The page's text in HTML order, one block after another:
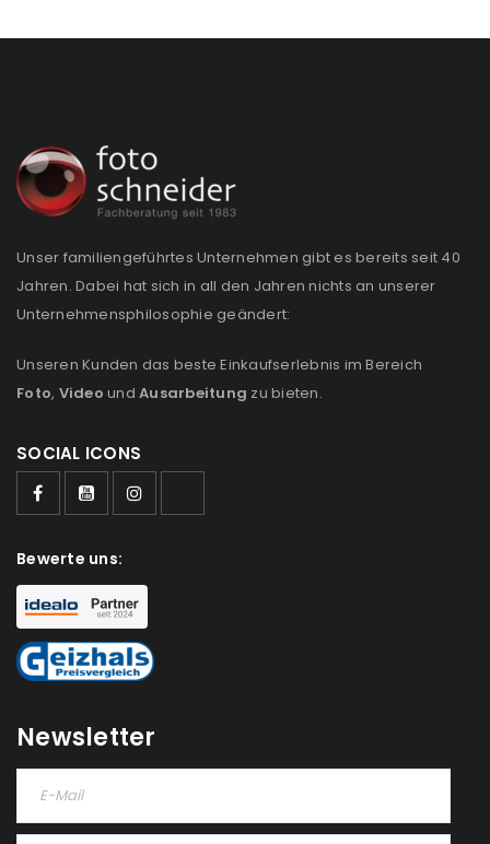
E-Mail-Adresse
deine E-Mail-Adresse gesendet.
NEWSLETTER ABONNIEREN
Please select all the ways you would like to hear from
us
Ja, ich möchte ein Kundenkonto eröffnen und
REGISTRIEREN
Unser familiengeführtes Unternehmen gibt es bereits seit 40
Jahren. Dabei hat sich in all den Jahren nichts an unserer
Unternehmensphilosophie geändert:
Unseren Kunden das beste Einkaufserlebnis im Bereich
Foto, Video und Ausarbeitung zu bieten.
SOCIAL ICONS
Bewerte uns:
Newsletter